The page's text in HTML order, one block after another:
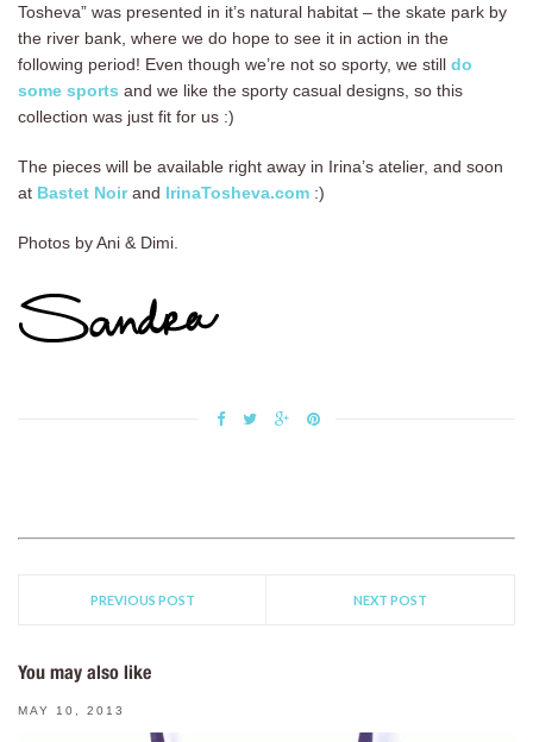
Tosheva” was presented in it’s natural habitat – the skate park by
the river bank, where we do hope to see it in action in the
following period! Even though we’re not so sporty, we still do
some sports and we like the sporty casual designs, so this
collection was just fit for us :)
The pieces will be available right away in Irina’s atelier, and soon
at Bastet Noir and IrinaTosheva.com :)
Photos by Ani & Dimi.
PREVIOUS POST NEXT POST
You may also like
MAY 10, 2013